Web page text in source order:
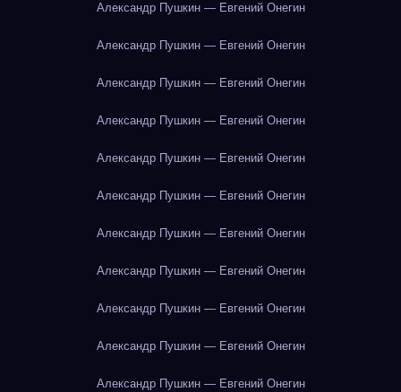
Александр Пушкин — Евгений Онегин
Александр Пушкин — Евгений Онегин
Александр Пушкин — Евгений Онегин
Александр Пушкин — Евгений Онегин
Александр Пушкин — Евгений Онегин
Александр Пушкин — Евгений Онегин
Александр Пушкин — Евгений Онегин
Александр Пушкин — Евгений Онегин
Александр Пушкин — Евгений Онегин
Александр Пушкин — Евгений Онегин
Александр Пушкин — Евгений Онегин